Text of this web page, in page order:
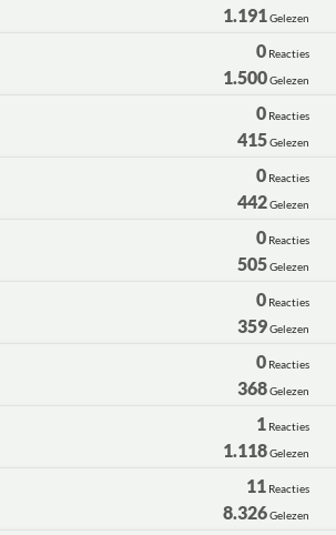
1.191 Gelezen
0 Reacties
1.500Gelezen
0 Reacties
415Gelezen
0 Reacties
442Gelezen
0 Reacties
505Gelezen
0 Reacties
359Gelezen
0 Reacties
368Gelezen
1 Reacties
1.118Gelezen
11 Reacties
8.326Gelezen